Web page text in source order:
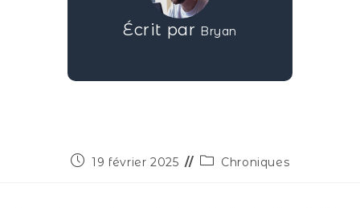
Écrit par Bryan
19 février 2025 Chroniques